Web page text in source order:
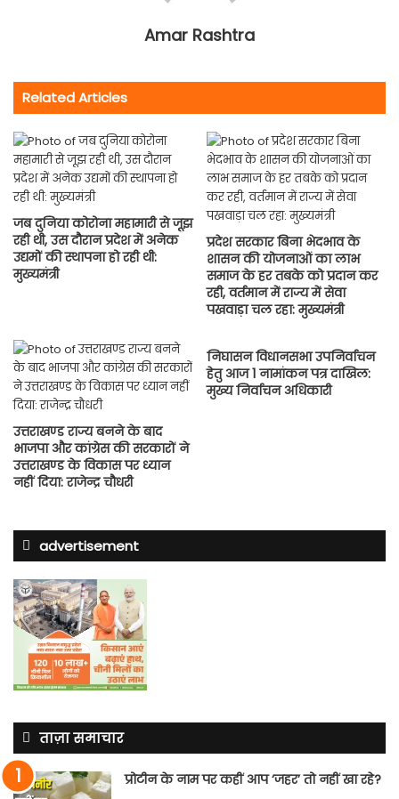
Amar Rashtra
Related Articles
जब दुनिया कोरोना महामारी से जूझ
रही थी, उस दौरान प्रदेश में अनेक
उद्यमों की स्थापना हो रही थी:
मुख्यमंत्री
प्रदेश सरकार बिना भेदभाव के
शासन की योजनाओं का लाभ
समाज के हर तबके को प्रदान कर
रही, वर्तमान में राज्य में सेवा
पखवाड़ा चल रहा: मुख्यमंत्री
उत्तराखण्ड राज्य बनने के बाद
भाजपा और कांग्रेस की सरकारों ने
उत्तराखण्ड के विकास पर ध्यान
नहीं दिया: राजेन्द्र चौधरी
निघासन विधानसभा उपनिर्वाचन
हेतु आज 1 नामांकन पत्र दाखिल:
मुख्य निर्वाचन अधिकारी
advertisement
ताज़ा समाचार
प्रोटीन के नाम पर कहीं आप ‘जहर’ तो नहीं खा रहे?